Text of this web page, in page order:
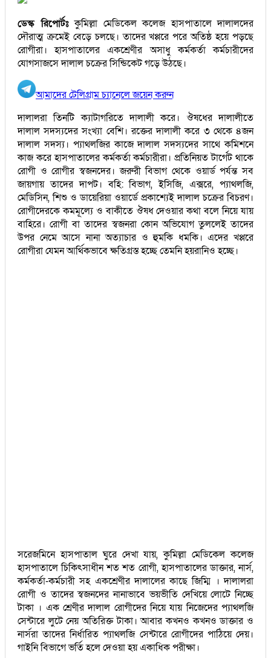
ডেস্ক রিপোর্টঃকুমিল্লা মেডিকেল কলেজ হাসপাতালে দালালদের
দৌরাত্ম ক্রমেই বেড়ে চলছে। তাদের খপ্পরে পরে অতিষ্ঠ হয়ে পড়ছে
রোগীরা। হাসপাতালের একশ্রেণীর অসাধু কর্মকর্তা কর্মচারীদের
যোগসাজসে দালাল চক্রের সিন্ডিকেট গড়ে উঠছে।
আমাদের টেলিগ্রাম চ্যানেলে জয়েন করুন
দালালরা তিনটি ক্যাটাগরিতে দালালী করে। ঔষধের দালালীতে
দালাল সদস্যদের সংখ্যা বেশি। রক্তের দালালী করে ৩ থেকে ৪জন
দালাল সদস্য। প্যাথলজির কাজে দালাল সদস্যদের সাথে কমিশনে
কাজ করে হাসপাতালের কর্মকর্তা কর্মচারীরা। প্রতিনিয়ত টার্গেট থাকে
রোগী ও রোগীর স্বজনদের। জরুরী বিভাগ থেকে ওয়ার্ড পর্যন্ত সব
জায়গায় তাদের দাপট। বহি: বিভাগ, ইসিজি, এক্সরে, প্যাথলজি,
মেডিসিন, শিশু ও ডায়েরিয়া ওয়ার্ডে প্রকাশ্যেই দালাল চক্রের বিচরণ।
রোগীদেরকে কমমূল্যে ও বাকীতে ঔষধ দেওয়ার কথা বলে নিয়ে যায়
বাহিরে। রোগী বা তাদের স্বজনরা কোন অভিযোগ তুললেই তাদের
উপর নেমে আসে নানা অত্যাচার ও হুমকি ধমকি। এদের খপ্পরে
রোগীরা যেমন আর্থিকভাবে ক্ষতিগ্রস্ত হচ্ছে তেমনি হয়রানিও হচ্ছে।
সরেজমিনে হাসপাতাল ঘুরে দেখা যায়, কুমিল্লা মেডিকেল কলেজ
হাসপাতালে চিকিৎসাধীন শত শত রোগী, হাসপাতালের ডাক্তার, নার্স,
কর্মকর্তা-কর্মচারী সহ একশ্রেণীর দালালের কাছে জিম্মি । দালালরা
রোগী ও তাদের স্বজনদের নানাভাবে ভয়ভীতি দেখিয়ে লোটে নিচ্ছে
টাকা । এক শ্রেণীর দালাল রোগীদের নিয়ে যায় নিজেদের প্যাথলজি
সেন্টারে লুটে নেয় অতিরিক্ত টাকা। আবার কখনও কখনও ডাক্তার ও
নার্সরা তাদের নির্ধারিত প্যাথলজি সেন্টারে রোগীদের পাঠিয়ে দেয়।
গাইনি বিভাগে ভর্তি হলে দেওয়া হয় একাধিক পরীক্ষা।